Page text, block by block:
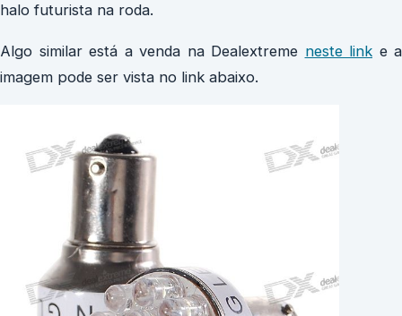
halo futurista na roda.
Algo similar está a venda na Dealextreme neste link e a
imagem pode ser vista no link abaixo.